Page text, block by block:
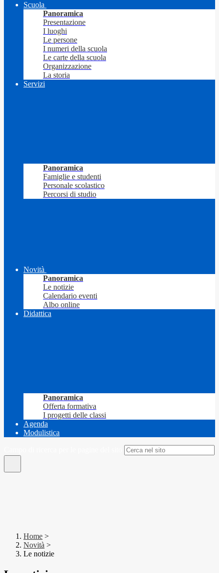
Scuola
Panoramica
Presentazione
I luoghi
Le persone
I numeri della scuola
Le carte della scuola
Organizzazione
La storia
Servizi
Panoramica
Famiglie e studenti
Personale scolastico
Percorsi di studio
Novità
Panoramica
Le notizie
Calendario eventi
Albo online
Didattica
Panoramica
Offerta formativa
I progetti delle classi
Agenda
Modulistica
Home >
Novità >
Le notizie